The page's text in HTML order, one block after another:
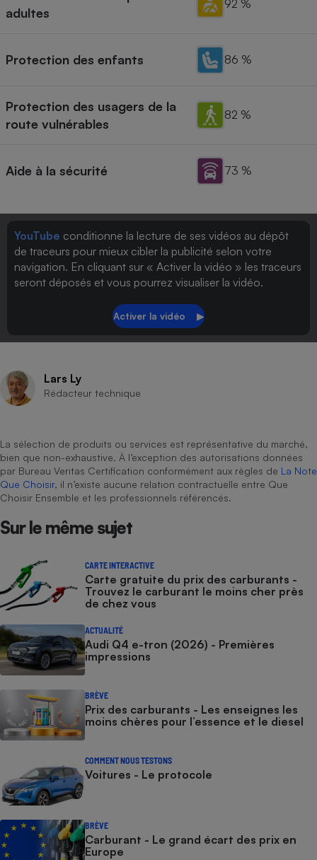
adultes
92 %
Protection des enfants 86 %
Protection des usagers de la
route vulnérables
82 %
Aide à la sécurité 73 %
YouTube conditionne la lecture de ses vidéos au dépôt
de traceurs pour mieux cibler la publicité selon votre
navigation. En cliquant sur « Activer la vidéo » les traceurs
seront déposés et vous pourrez visualiser la vidéo.
Lars Ly
Rédacteur technique
La sélection de produits ou services est représentative du marché,
bien que non-exhaustive. À l’exception des autorisations données
par Bureau Veritas Certification conformément aux règles de La Note
Que Choisir, il n’existe aucune relation contractuelle entre Que
Choisir Ensemble et les professionnels référencés.
Sur le même sujet
CARTE INTERACTIVE
Carte gratuite du prix des carburants -
Trouvez le carburant le moins cher près
de chez vous
ACTUALITÉ
Audi Q4 e-tron (2026) - Premières
impressions
BRÈVE
Prix des carburants - Les enseignes les
moins chères pour l’essence et le diesel
COMMENT NOUS TESTONS
Voitures - Le protocole
BRÈVE
Carburant - Le grand écart des prix en
Europe